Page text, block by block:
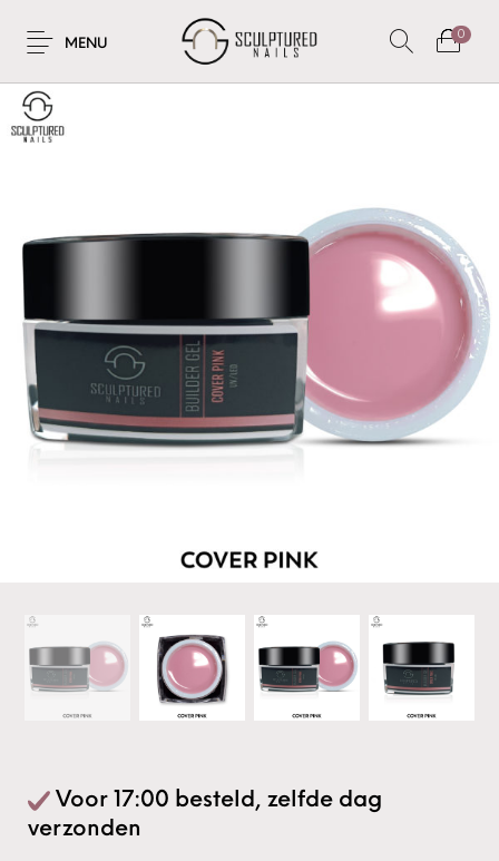
MENU
0
Voor 17:00 besteld, zelfde dag
verzonden